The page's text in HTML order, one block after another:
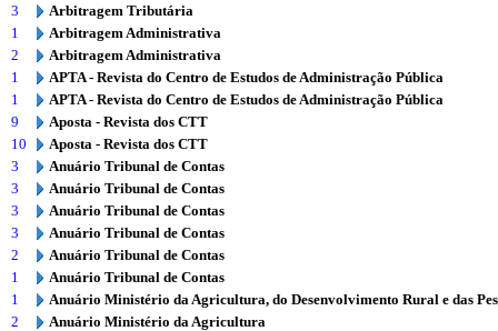
3
Arbitragem Tributária
1
Arbitragem Administrativa
2
Arbitragem Administrativa
1
APTA - Revista do Centro de Estudos de Administração Pública
1
APTA - Revista do Centro de Estudos de Administração Pública
9
Aposta - Revista dos CTT
10
Aposta - Revista dos CTT
3
Anuário Tribunal de Contas
3
Anuário Tribunal de Contas
3
Anuário Tribunal de Contas
3
Anuário Tribunal de Contas
2
Anuário Tribunal de Contas
1
Anuário Tribunal de Contas
1
Anuário Ministério da Agricultura, do Desenvolvimento Rural e das
2
Anuário Ministério da Agricultura